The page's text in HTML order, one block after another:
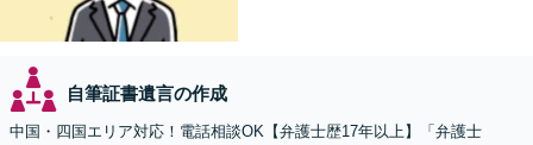
自筆証書遺言の作成
中国・四国エリア対応！電話相談OK【弁護士歴17年以上】「弁護士